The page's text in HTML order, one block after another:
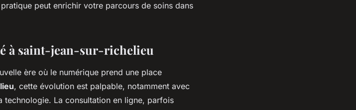
peut enrichir votre parcours de soins dans
à saint-jean-sur-richelieu
ère où le numérique prend une place
, cette évolution est palpable, notamment avec
technologie. La consultation en ligne, parfois